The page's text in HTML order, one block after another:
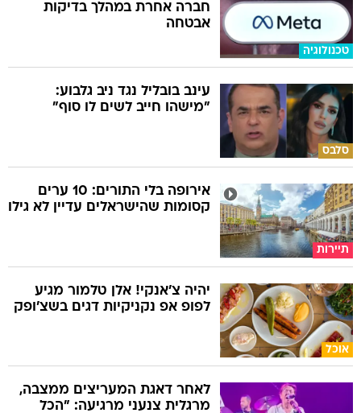
טכנולוגיה
חברה אחרת במהלך בדיקות
אבטחה
סלבס
עינב בובליל נגד ניב גלבוע:
"מישהו חייב לשים לו סוף"
תיירות
אירופה בלי התורים: 10 ערים
קסומות שהישראלים עדיין לא גילו
אוכל
יהיה צ'אנקי! אלן טלמור מגיע
לפופ אפ נקניקיות דגים בשצ'ופק
לאחר דאגת המעריצים ממצבה,
מרגלית צנעני מרגיעה: "הכל